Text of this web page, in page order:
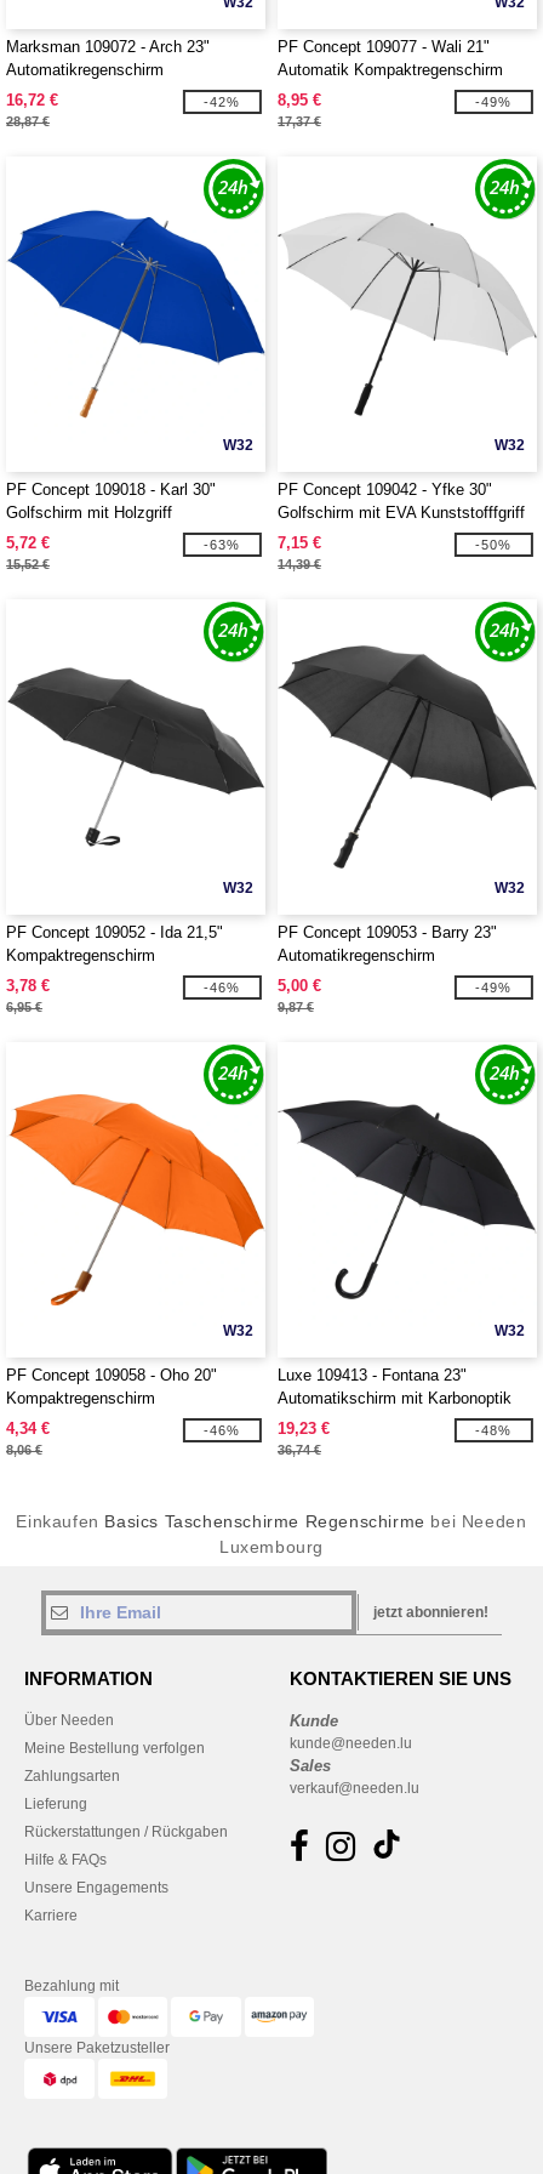
Marksman 109072 - Arch 23"
Automatikregenschirm
16,72 €
28,87 €
-42%
PF Concept 109077 - Wali 21"
Automatik Kompaktregenschirm
8,95 €
17,37 €
-49%
W32
PF Concept 109018 - Karl 30"
Golfschirm mit Holzgriff
5,72 €
15,52 €
-63%
W32
PF Concept 109042 - Yfke 30"
Golfschirm mit EVA Kunststofffgriff
7,15 €
14,39 €
-50%
W32
PF Concept 109052 - Ida 21,5"
Kompaktregenschirm
3,78 €
6,95 €
-46%
W32
PF Concept 109053 - Barry 23"
Automatikregenschirm
5,00 €
9,87 €
-49%
W32
PF Concept 109058 - Oho 20"
Kompaktregenschirm
4,34 €
8,06 €
-46%
W32
Luxe 109413 - Fontana 23"
Automatikschirm mit Karbonoptik
und gebogenem Griff
19,23 €
36,74 €
-48%
Einkaufen Basics Taschenschirme Regenschirme bei Needen
Luxembourg
jetzt abonnieren!
INFORMATION
Über Needen
Meine Bestellung verfolgen
Zahlungsarten
Lieferung
Rückerstattungen / Rückgaben
Hilfe & FAQs
Unsere Engagements
Karriere
KONTAKTIEREN SIE UNS
Kunde
kunde@needen.lu
Sales
verkauf@needen.lu
Bezahlung mit
Unsere Paketzusteller